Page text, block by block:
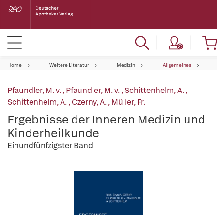
Home Weitere Literatur Medizin Allgemeines
Pfaundler, M. v.,Pfaundler, M. v.,Schittenhelm, A.,
Schittenhelm, A.,Czerny, A.,Müller, Fr.
Ergebnisse der Inneren Medizin und
Kinderheilkunde
Einundfünfzigster Band